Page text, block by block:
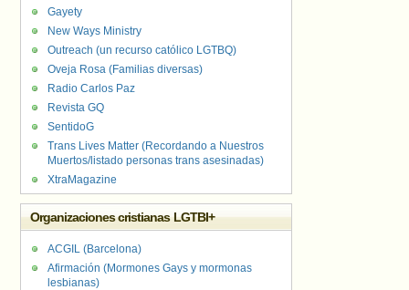
Gayety
New Ways Ministry
Outreach (un recurso católico LGTBQ)
Oveja Rosa (Familias diversas)
Radio Carlos Paz
Revista GQ
SentidoG
Trans Lives Matter (Recordando a Nuestros
Muertos/listado personas trans asesinadas)
XtraMagazine
Organizaciones cristianas LGTBI+
ACGIL (Barcelona)
Afirmación (Mormones Gays y mormonas
lesbianas)